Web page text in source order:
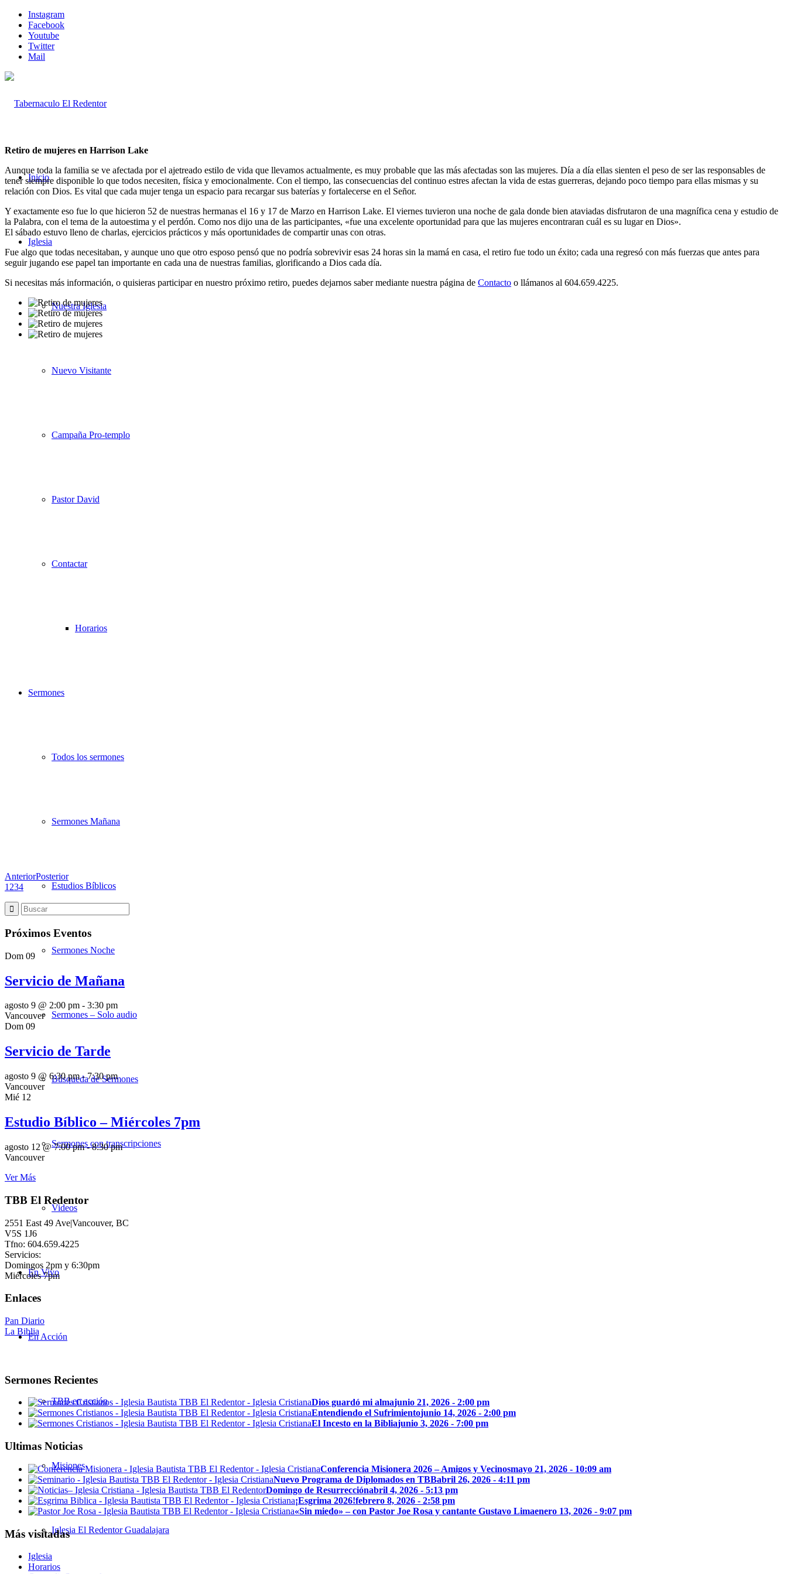
Instagram
Facebook
Youtube
Twitter
Mail
Inicio
Iglesia
Nuestra Iglesia
Nuevo Visitante
Campaña Pro-templo
Pastor David
Contactar
Horarios
Sermones
Todos los sermones
Sermones Mañana
Estudios Bíblicos
Sermones Noche
Sermones – Solo audio
Búsqueda de Sermones
Sermones con transcripciones
Videos
En Vivo
En Acción
TBB en acción
Misiones
Iglesia El Redentor Guadalajara
Retiro de mujeres en Harrison Lake
Aunque toda la familia se ve afectada por el ajetreado estilo de vida que llevamos actualmente, es muy probable que las más afectadas son las mujeres. Día a día ellas sienten el peso de ser las responsables de
tener siempre disponible lo que todos necesiten, física y emocionalmente. Con el tiempo, las consecuencias del continuo estres afectan la vida de estas guerreras, dejando poco tiempo para ellas mismas y su
relación con Dios. Es vital que cada mujer tenga un espacio para recargar sus baterías y fortalecerse en el Señor.
Y exactamente eso fue lo que hicieron 52 de nuestras hermanas el 16 y 17 de Marzo en Harrison Lake. El viernes tuvieron una noche de gala donde bien ataviadas disfrutaron de una magnífica cena y estudio de
la Palabra, con el tema de la autoestima y el perdón. Como nos dijo una de las participantes, «fue una excelente oportunidad para que las mujeres encontraran cuál es su lugar en Dios».
El sábado estuvo lleno de charlas, ejercicios prácticos y más oportunidades de compartir unas con otras.
Fue algo que todas necesitaban, y aunque uno que otro esposo pensó que no podría sobrevivir esas 24 horas sin la mamá en casa, el retiro fue todo un éxito; cada una regresó con más fuerzas que antes para
seguir jugando ese papel tan importante en cada una de nuestras familias, glorificando a Dios cada día.
Si necesitas más información, o quisieras participar en nuestro próximo retiro, puedes dejarnos saber mediante nuestra página de Contacto o llámanos al 604.659.4225.
AnteriorPosterior
1 234
Próximos Eventos
Dom 09
Servicio de Mañana
agosto 9 @ 2:00 pm - 3:30 pm
Vancouver
Dom 09
Servicio de Tarde
agosto 9 @ 6:30 pm-7:30 pm
Vancouver
Mié 12
Estudio Bíblico – Miércoles 7pm
agosto 12 @ 7:00 pm-8:30 pm
Vancouver
Ver Más
TBB El Redentor
2551 East 49 Ave|Vancouver, BC
V5S 1J6
Tfno: 604.659.4225
Servicios:
Domingos 2pm y 6:30pm
Miércoles 7pm
Enlaces
Pan Diario
La Biblia
Sermones Recientes
Dios guardó mi almajunio 21, 2026 - 2:00 pm
Entendiendo el Sufrimientojunio 14, 2026 - 2:00 pm
El Incesto en la Bibliajunio 3, 2026 - 7:00 pm
Ultimas Noticias
Conferencia Misionera 2026 – Amigos y Vecinosmayo 21, 2026 - 10:09 am
Nuevo Programa de Diplomados en TBBabril 26, 2026 - 4:11 pm
Domingo de Resurrecciónabril 4, 2026 - 5:13 pm
¡Esgrima 2026!febrero 8, 2026 - 2:58 pm
«Sin miedo» – con Pastor Joe Rosa y cantante Gustavo Limaenero 13, 2026 - 9:07 pm
Más visitadas
Iglesia
Horarios